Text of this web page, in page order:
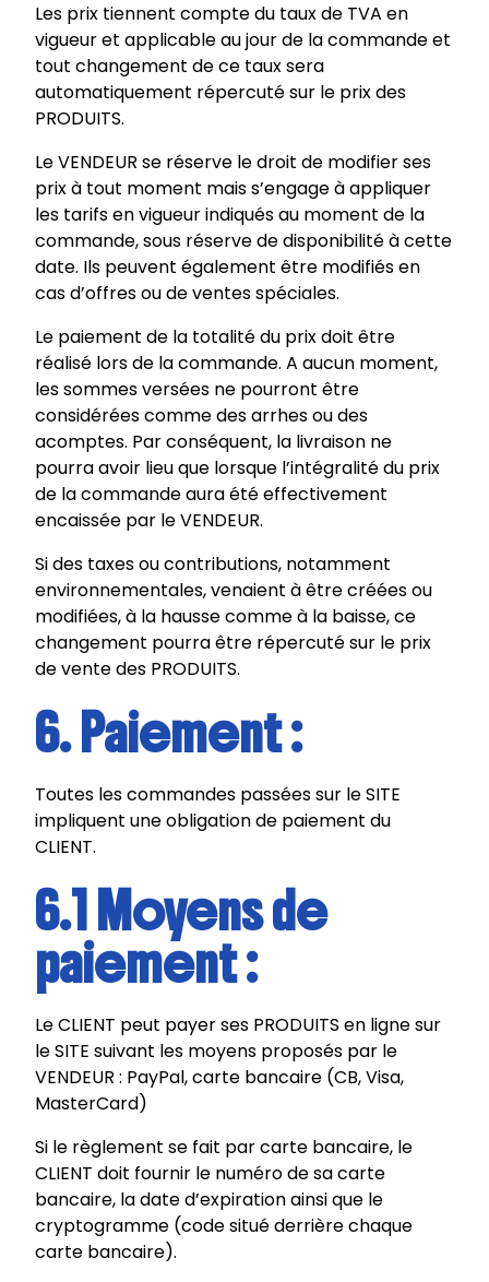
Les prix tiennent compte du taux de TVA en
vigueur et applicable au jour de la commande et
tout changement de ce taux sera
automatiquement répercuté sur le prix des
PRODUITS.
Le VENDEUR se réserve le droit de modifier ses
prix à tout moment mais s’engage à appliquer
les tarifs en vigueur indiqués au moment de la
commande, sous réserve de disponibilité à cette
date. Ils peuvent également être modifiés en
cas d’offres ou de ventes spéciales.
Le paiement de la totalité du prix doit être
réalisé lors de la commande. A aucun moment,
les sommes versées ne pourront être
considérées comme des arrhes ou des
acomptes. Par conséquent, la livraison ne
pourra avoir lieu que lorsque l’intégralité du prix
de la commande aura été effectivement
encaissée par le VENDEUR.
Si des taxes ou contributions, notamment
environnementales, venaient à être créées ou
modifiées, à la hausse comme à la baisse, ce
changement pourra être répercuté sur le prix
de vente des PRODUITS.
6. Paiement :
Toutes les commandes passées sur le SITE
impliquent une obligation de paiement du
CLIENT.
6.1 Moyens de
paiement :
Le CLIENT peut payer ses PRODUITS en ligne sur
le SITE suivant les moyens proposés par le
VENDEUR : PayPal, carte bancaire (CB, Visa,
MasterCard)
Si le règlement se fait par carte bancaire, le
CLIENT doit fournir le numéro de sa carte
bancaire, la date d’expiration ainsi que le
cryptogramme (code situé derrière chaque
carte bancaire).